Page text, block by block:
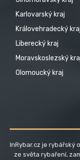
Karlovarský kraj
Královehradecký kraj
Liberecký kraj
Moravskoslezský
Olomoucký kraj
InRybar.cz je rybářský
ze světa rybaření,